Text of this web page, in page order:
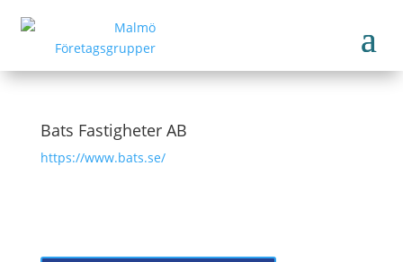
Bats Fastigheter AB
https://www.bats.se/